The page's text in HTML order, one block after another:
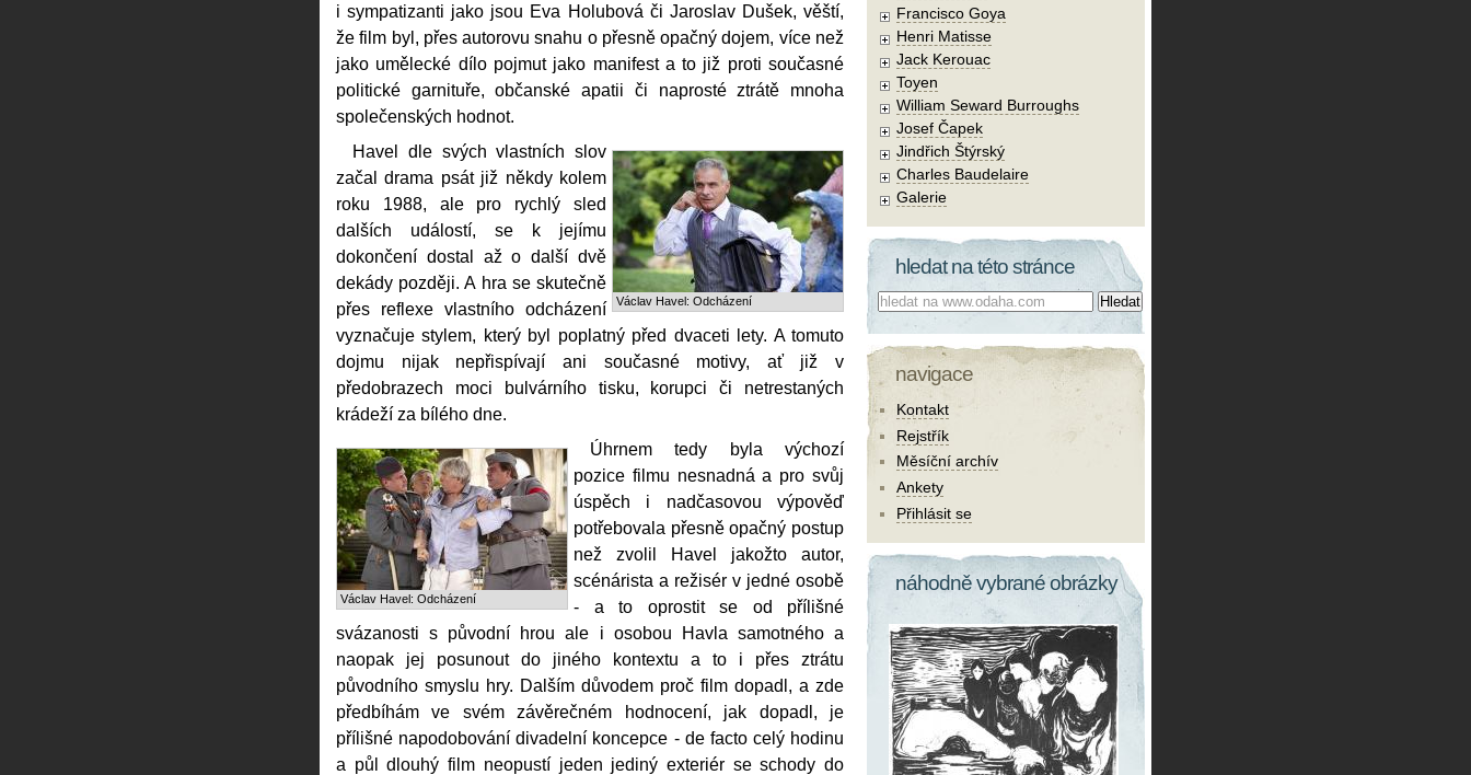
i sympatizanti jako jsou Eva Holubová či Jaroslav Dušek, věští,
že film byl, přes autorovu snahu o přesně opačný dojem, více než
jako umělecké dílo pojmut jako manifest a to již proti současné
politické garnituře, občanské apatii či naprosté ztrátě mnoha
společenských hodnot.
Václav Havel: Odcházení
Havel dle svých vlastních slov
začal drama psát již někdy kolem
roku 1988, ale pro rychlý sled
dalších událostí, se k jejímu
dokončení dostal až o další dvě
dekády později. A hra se skutečně
přes reflexe vlastního odcházení
vyznačuje stylem, který byl poplatný před dvaceti lety. A tomuto
dojmu nijak nepřispívají ani současné motivy, ať již v
předobrazech moci bulvárního tisku, korupci či netrestaných
krádeží za bílého dne.
Václav Havel: Odcházení
Úhrnem tedy byla výchozí
pozice filmu nesnadná a pro svůj
úspěch i nadčasovou výpověď
potřebovala přesně opačný postup
než zvolil Havel jakožto autor,
scénárista a režisér v jedné osobě
- a to oprostit se od přílišné
svázanosti s původní hrou ale i osobou Havla samotného a
naopak jej posunout do jiného kontextu a to i přes ztrátu
původního smyslu hry. Dalším důvodem proč film dopadl, a zde
předbíhám ve svém závěrečném hodnocení, jak dopadl, je
přílišné napodobování divadelní koncepce - de facto celý hodinu
a půl dlouhý film neopustí jeden jediný exteriér se schody do
Francisco Goya
Henri Matisse
Jack Kerouac
Toyen
William Seward Burroughs
Josef Čapek
Jindřich Štýrský
Charles Baudelaire
Galerie
hledat na této stránce
Co hledat:
navigace
Kontakt
Rejstřík
Měsíční archív
Ankety
Přihlásit se
náhodně vybrané obrázky